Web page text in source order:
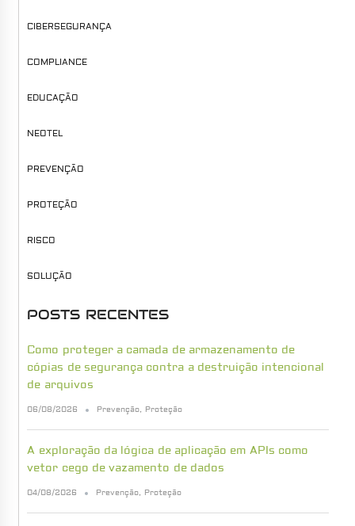
CIBERSEGURANÇA
COMPLIANCE
EDUCAÇÃO
NEOTEL
PREVENÇÃO
PROTEÇÃO
RISCO
SOLUÇÃO
POSTS RECENTES
Como proteger a camada de armazenamento de
cópias de segurança contra a destruição intencional
de arquivos
06/08/2026 Prevenção, Proteção
A exploração da lógica de aplicação em APIs como
vetor cego de vazamento de dados
04/08/2026 Prevenção, Proteção